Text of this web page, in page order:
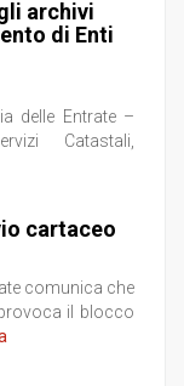
archivi
di Enti
delle Entrate –
Catastali,
cartaceo
comunica che
il blocco